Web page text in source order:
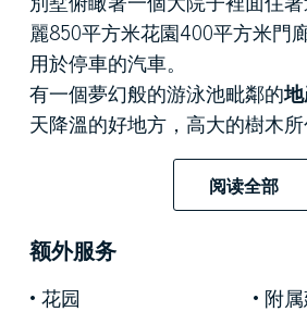
麗850平方米花園400平方米門
用於停車的汽車。
有一個夢幻般的游泳池毗鄰的
天降溫的好地方，高大的樹木
和隱私，遠離居民區的地方遺產
這個花園的另一個特點是與它的
一個平靜和輕鬆的氣氛的元素一
阅读全部
额外服务
花园
附